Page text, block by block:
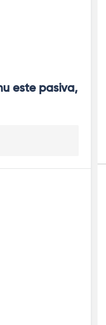
este pasiva,